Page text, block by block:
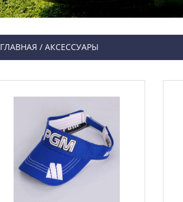
ГЛАВНАЯ / АКСЕССУАРЫ